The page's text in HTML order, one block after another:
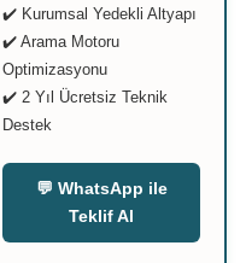
✔️ Kurumsal Yedekli Altyapı
✔️ Arama Motoru
Optimizasyonu
✔️ 2 Yıl Ücretsiz Teknik
Destek
💬 WhatsApp ile
Teklif Al